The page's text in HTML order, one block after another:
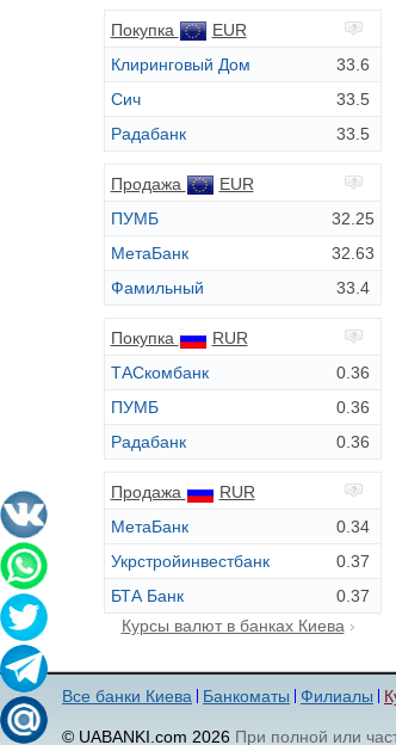
Покупка
EUR
Клиринговый Дом
33.6
Сич
33.5
Радабанк
33.5
Продажа
EUR
ПУМБ
32.25
МетаБанк
32.63
Фамильный
33.4
Покупка
RUR
ТАСкомбанк
0.36
ПУМБ
0.36
Радабанк
0.36
Продажа
RUR
МетаБанк
0.34
Укрстройинвестбанк
0.37
БТА Банк
0.37
Курсы валют в банках Киева
Все банки Киева Банкоматы Филиалы
© UABANKI.com 2026 При полной или